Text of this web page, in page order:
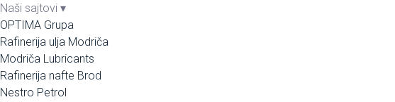
Naši sajtovi ▾
OPTIMA Grupa
Rafinerija ulja Modriča
Modriča Lubricants
Rafinerija nafte Brod
Nestro Petrol